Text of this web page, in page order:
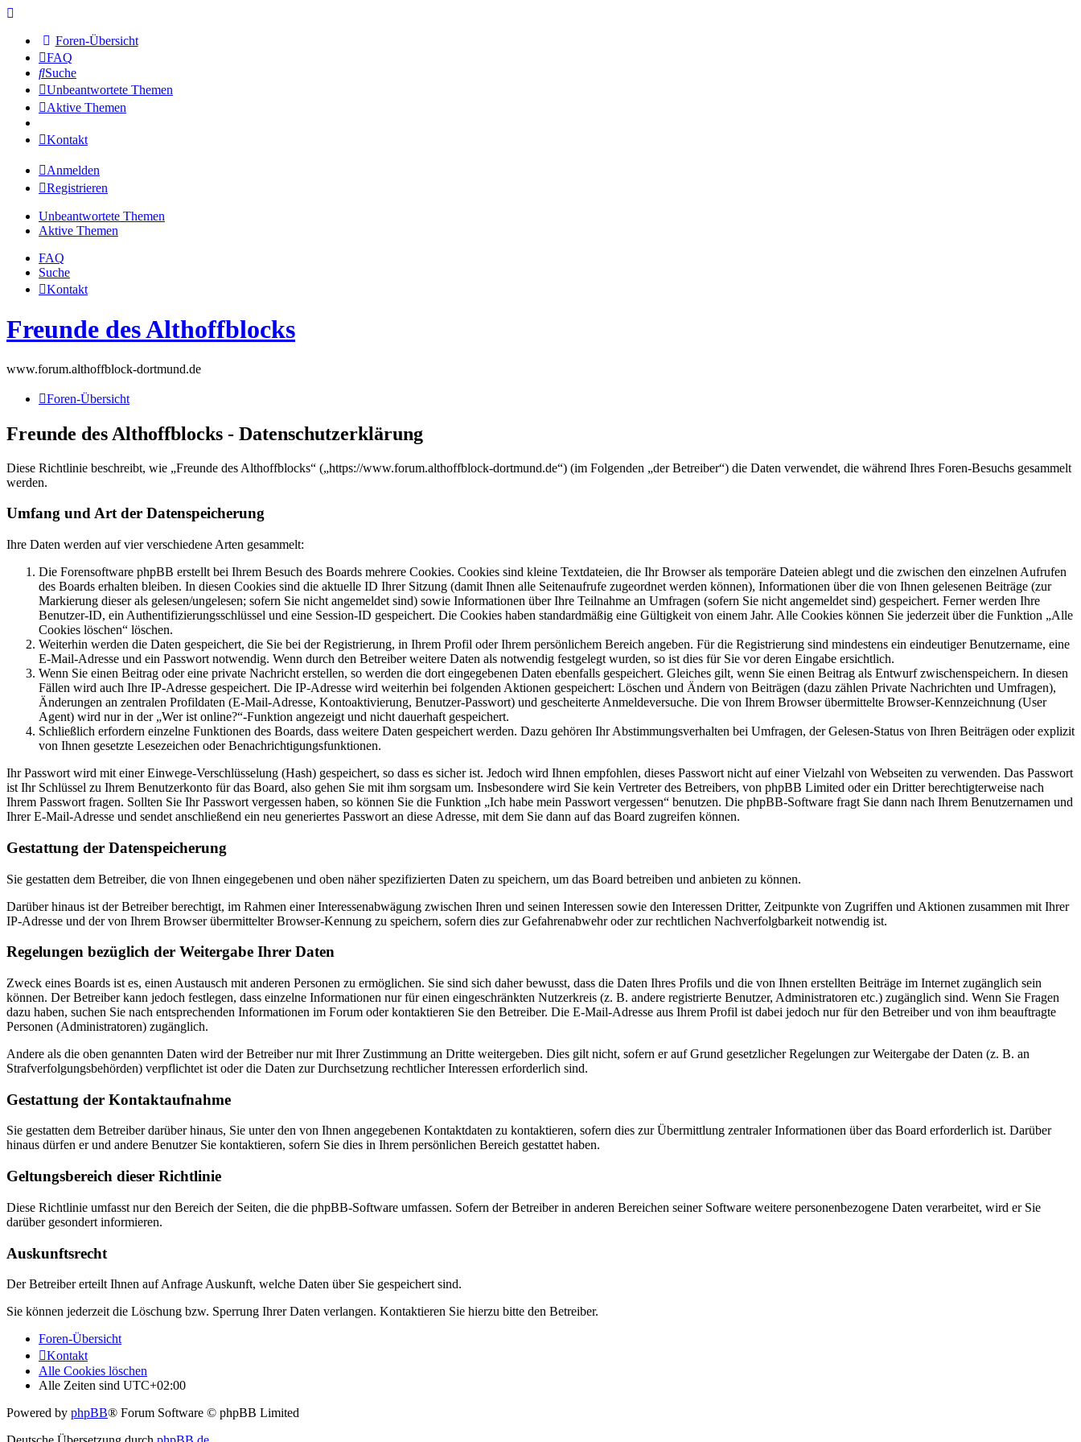
Foren-Übersicht
FAQ
Suche
Unbeantwortete Themen
Aktive Themen
Kontakt
Anmelden
Registrieren
Unbeantwortete Themen
Aktive Themen
FAQ
Suche
Kontakt
Freunde des Althoffblocks
www.forum.althoffblock-dortmund.de
Foren-Übersicht
Freunde des Althoffblocks - Datenschutzerklärung
Diese Richtlinie beschreibt, wie „Freunde des Althoffblocks“ („https://www.forum.althoffblock-dortmund.de“) (im Folgenden „der Betreiber“) die Daten verwendet, die während Ihres Foren-Besuchs gesammelt
werden.
Umfang und Art der Datenspeicherung
Ihre Daten werden auf vier verschiedene Arten gesammelt:
Die Forensoftware phpBB erstellt bei Ihrem Besuch des Boards mehrere Cookies. Cookies sind kleine Textdateien, die Ihr Browser als temporäre Dateien ablegt und die zwischen den einzelnen Aufrufen
des Boards erhalten bleiben. In diesen Cookies sind die aktuelle ID Ihrer Sitzung (damit Ihnen alle Seitenaufrufe zugeordnet werden können), Informationen über die von Ihnen gelesenen Beiträge (zur
Markierung dieser als gelesen/ungelesen; sofern Sie nicht angemeldet sind) sowie Informationen über Ihre Teilnahme an Umfragen (sofern Sie nicht angemeldet sind) gespeichert. Ferner werden Ihre
Benutzer-ID, ein Authentifizierungsschlüssel und eine Session-ID gespeichert. Die Cookies haben standardmäßig eine Gültigkeit von einem Jahr. Alle Cookies können Sie jederzeit über die Funktion „Alle
Cookies löschen“ löschen.
Weiterhin werden die Daten gespeichert, die Sie bei der Registrierung, in Ihrem Profil oder Ihrem persönlichem Bereich angeben. Für die Registrierung sind mindestens ein eindeutiger Benutzername, eine
E-Mail-Adresse und ein Passwort notwendig. Wenn durch den Betreiber weitere Daten als notwendig festgelegt wurden, so ist dies für Sie vor deren Eingabe ersichtlich.
Wenn Sie einen Beitrag oder eine private Nachricht erstellen, so werden die dort eingegebenen Daten ebenfalls gespeichert. Gleiches gilt, wenn Sie einen Beitrag als Entwurf zwischenspeichern. In diesen
Fällen wird auch Ihre IP-Adresse gespeichert. Die IP-Adresse wird weiterhin bei folgenden Aktionen gespeichert: Löschen und Ändern von Beiträgen (dazu zählen Private Nachrichten und Umfragen),
Änderungen an zentralen Profildaten (E-Mail-Adresse, Kontoaktivierung, Benutzer-Passwort) und gescheiterte Anmeldeversuche. Die von Ihrem Browser übermittelte Browser-Kennzeichnung (User
Agent) wird nur in der „Wer ist online?“-Funktion angezeigt und nicht dauerhaft gespeichert.
Schließlich erfordern einzelne Funktionen des Boards, dass weitere Daten gespeichert werden. Dazu gehören Ihr Abstimmungsverhalten bei Umfragen, der Gelesen-Status von Ihren Beiträgen oder explizit
von Ihnen gesetzte Lesezeichen oder Benachrichtigungsfunktionen.
Ihr Passwort wird mit einer Einwege-Verschlüsselung (Hash) gespeichert, so dass es sicher ist. Jedoch wird Ihnen empfohlen, dieses Passwort nicht auf einer Vielzahl von Webseiten zu verwenden. Das Passwort
ist Ihr Schlüssel zu Ihrem Benutzerkonto für das Board, also gehen Sie mit ihm sorgsam um. Insbesondere wird Sie kein Vertreter des Betreibers, von phpBB Limited oder ein Dritter berechtigterweise nach
Ihrem Passwort fragen. Sollten Sie Ihr Passwort vergessen haben, so können Sie die Funktion „Ich habe mein Passwort vergessen“ benutzen. Die phpBB-Software fragt Sie dann nach Ihrem Benutzernamen und
Ihrer E-Mail-Adresse und sendet anschließend ein neu generiertes Passwort an diese Adresse, mit dem Sie dann auf das Board zugreifen können.
Gestattung der Datenspeicherung
Sie gestatten dem Betreiber, die von Ihnen eingegebenen und oben näher spezifizierten Daten zu speichern, um das Board betreiben und anbieten zu können.
Darüber hinaus ist der Betreiber berechtigt, im Rahmen einer Interessenabwägung zwischen Ihren und seinen Interessen sowie den Interessen Dritter, Zeitpunkte von Zugriffen und Aktionen zusammen mit Ihrer
IP-Adresse und der von Ihrem Browser übermittelter Browser-Kennung zu speichern, sofern dies zur Gefahrenabwehr oder zur rechtlichen Nachverfolgbarkeit notwendig ist.
Regelungen bezüglich der Weitergabe Ihrer Daten
Zweck eines Boards ist es, einen Austausch mit anderen Personen zu ermöglichen. Sie sind sich daher bewusst, dass die Daten Ihres Profils und die von Ihnen erstellten Beiträge im Internet zugänglich sein
können. Der Betreiber kann jedoch festlegen, dass einzelne Informationen nur für einen eingeschränkten Nutzerkreis (z. B. andere registrierte Benutzer, Administratoren etc.) zugänglich sind. Wenn Sie Fragen
dazu haben, suchen Sie nach entsprechenden Informationen im Forum oder kontaktieren Sie den Betreiber. Die E-Mail-Adresse aus Ihrem Profil ist dabei jedoch nur für den Betreiber und von ihm beauftragte
Personen (Administratoren) zugänglich.
Andere als die oben genannten Daten wird der Betreiber nur mit Ihrer Zustimmung an Dritte weitergeben. Dies gilt nicht, sofern er auf Grund gesetzlicher Regelungen zur Weitergabe der Daten (z. B. an
Strafverfolgungsbehörden) verpflichtet ist oder die Daten zur Durchsetzung rechtlicher Interessen erforderlich sind.
Gestattung der Kontaktaufnahme
Sie gestatten dem Betreiber darüber hinaus, Sie unter den von Ihnen angegebenen Kontaktdaten zu kontaktieren, sofern dies zur Übermittlung zentraler Informationen über das Board erforderlich ist. Darüber
hinaus dürfen er und andere Benutzer Sie kontaktieren, sofern Sie dies in Ihrem persönlichen Bereich gestattet haben.
Geltungsbereich dieser Richtlinie
Diese Richtlinie umfasst nur den Bereich der Seiten, die die phpBB-Software umfassen. Sofern der Betreiber in anderen Bereichen seiner Software weitere personenbezogene Daten verarbeitet, wird er Sie
darüber gesondert informieren.
Auskunftsrecht
Der Betreiber erteilt Ihnen auf Anfrage Auskunft, welche Daten über Sie gespeichert sind.
Sie können jederzeit die Löschung bzw. Sperrung Ihrer Daten verlangen. Kontaktieren Sie hierzu bitte den Betreiber.
Foren-Übersicht
Kontakt
Alle Cookies löschen
Alle Zeiten sind UTC+02:00
Powered by phpBB® Forum Software © phpBB Limited